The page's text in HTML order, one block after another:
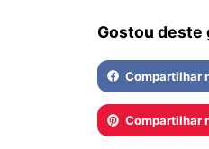
Gostou deste
Compartilhar
Compartilhar